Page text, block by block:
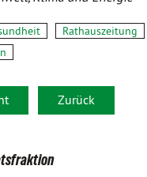
Rathauszeitung
Zurück